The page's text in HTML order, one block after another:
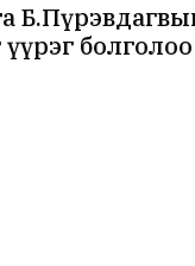
болголоо